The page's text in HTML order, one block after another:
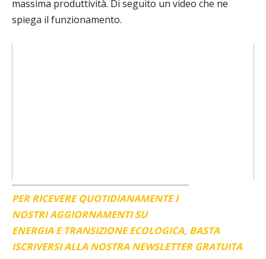
massima produttività. Di seguito un video che ne
spiega il funzionamento.
PER RICEVERE QUOTIDIANAMENTE I
NOSTRI AGGIORNAMENTI SU
ENERGIA E TRANSIZIONE ECOLOGICA, BASTA
ISCRIVERSI ALLA NOSTRA NEWSLETTER GRATUITA